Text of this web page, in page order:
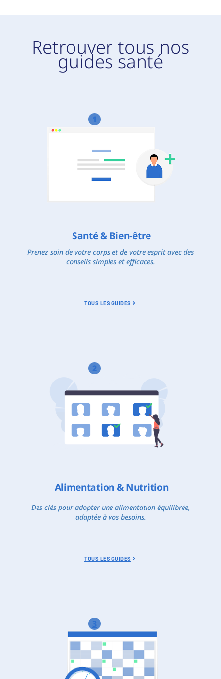
Retrouver tous nos
guides santé
1
Santé & Bien-être
Prenez soin de votre corps et de votre esprit avec des
conseils simples et efficaces.
TOUS LES GUIDES
2
Alimentation & Nutrition
Des clés pour adopter une alimentation équilibrée,
adaptée à vos besoins.
TOUS LES GUIDES
3